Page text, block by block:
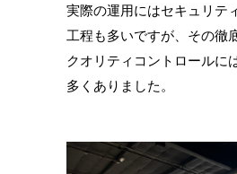
実際の運用にはセキュリテ
工程も多いですが、その徹
クオリティコントロールに
多くありました。